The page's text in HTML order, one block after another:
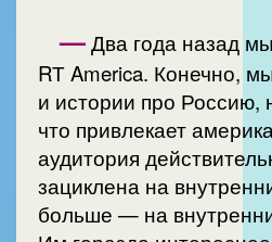
—Два года назад
RТ America. Конечно,
и истории про Россию,
что привлекает
аудитория
зациклена на
больше — на